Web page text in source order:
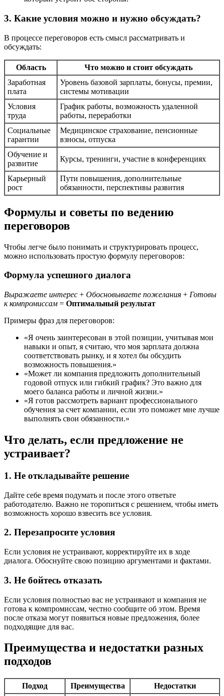
3. Какие условия можно и нужно обсуждать?
В процессе переговоров есть смысл рассматривать и
обсуждать:
Область
Что можно и стоит обсуждать
Заработная
плата
Уровень базовой зарплаты, бонусы, премии,
системы мотивации
Условия
труда
График работы, возможность удаленной
работы, переработки
Социальные
гарантии
Медицинское страхование, пенсионные
взносы, отпуска
Обучение и
развитие
Курсы, тренинги, участие в конференциях
Карьерный
рост
Пути повышения, дополнительные
обязанности, перспективы развития
Формулы и советы по ведению
переговоров
Чтобы легче было понимать и структурировать процесс,
можно использовать простую формулу переговоров:
Формула успешного диалога
Выражаете интерес + Обосновываете пожелания + Готовы
к компромиссам = Оптимальный результат
Примеры фраз для переговоров:
«Я очень заинтересован в этой позиции, учитывая мои
навыки и опыт, я считаю, что моя зарплата должна
соответствовать рынку, и я хотел бы обсудить
возможность повышения.»
«Может ли компания предложить дополнительный
годовой отпуск или гибкий график? Это важно для
моего баланса работы и личной жизни.»
«Я готов рассмотреть вариант профессионального
обучения за счет компании, если это поможет мне лучше
выполнять свои обязанности.»
Что делать, если предложение не
устраивает?
1. Не откладывайте решение
Дайте себе время подумать и после этого ответьте
работодателю. Важно не торопиться с решением, чтобы иметь
возможность хорошо взвесить все условия.
2. Перезапросите условия
Если условия не устраивают, корректируйте их в ходе
диалога. Обоснуйте свою позицию аргументами и фактами.
3. Не бойтесь отказать
Если условия полностью вас не устраивают и компания не
готова к компромиссам, честно сообщите об этом. Время
после отказа могут появиться новые предложения, более
подходящие для вас.
Преимущества и недостатки разных
подходов
Подход Преимущества Недостатки